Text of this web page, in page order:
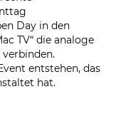
Day in den
TV“ die analoge
entstehen, das
hat.